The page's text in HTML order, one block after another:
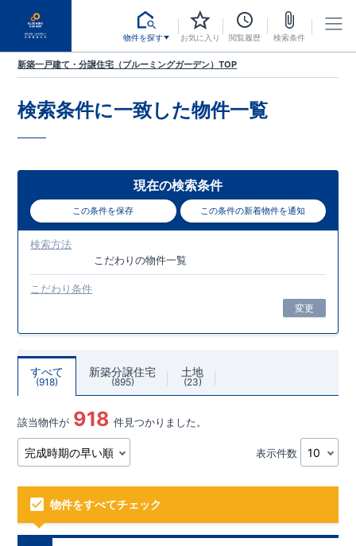
物件を探す お気に入り 閲覧履歴 検索条件
新築一戸建て・分譲住宅（ブルーミングガーデン）TOP
検索条件に一致した物件一覧
現在の検索条件
この条件を保存 この条件の新着物件を通知
検索方法
こだわりの物件一覧
こだわり条件
変更
すべて
918
新築分譲住宅
895
土地
23
該当物件が 918 件見つかりました。
表示件数
物件をすべてチェック